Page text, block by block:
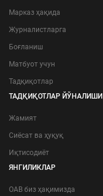
Марказ ҳақида
Журналистларга
Боғланиш
Матбуот учун
Тадқиқотлар
ТАДҚИҚОТЛАР ЙЎНАЛИШИ
Жамият
Сиёсат ва ҳуқуқ
Иқтисодиёт
ЯНГИЛИКЛАР
ОАВ биз ҳақимизда